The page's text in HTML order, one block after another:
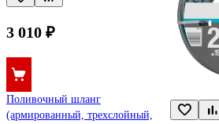
3 010 ₽
Поливочный шланг
(армированный, трехслойный,